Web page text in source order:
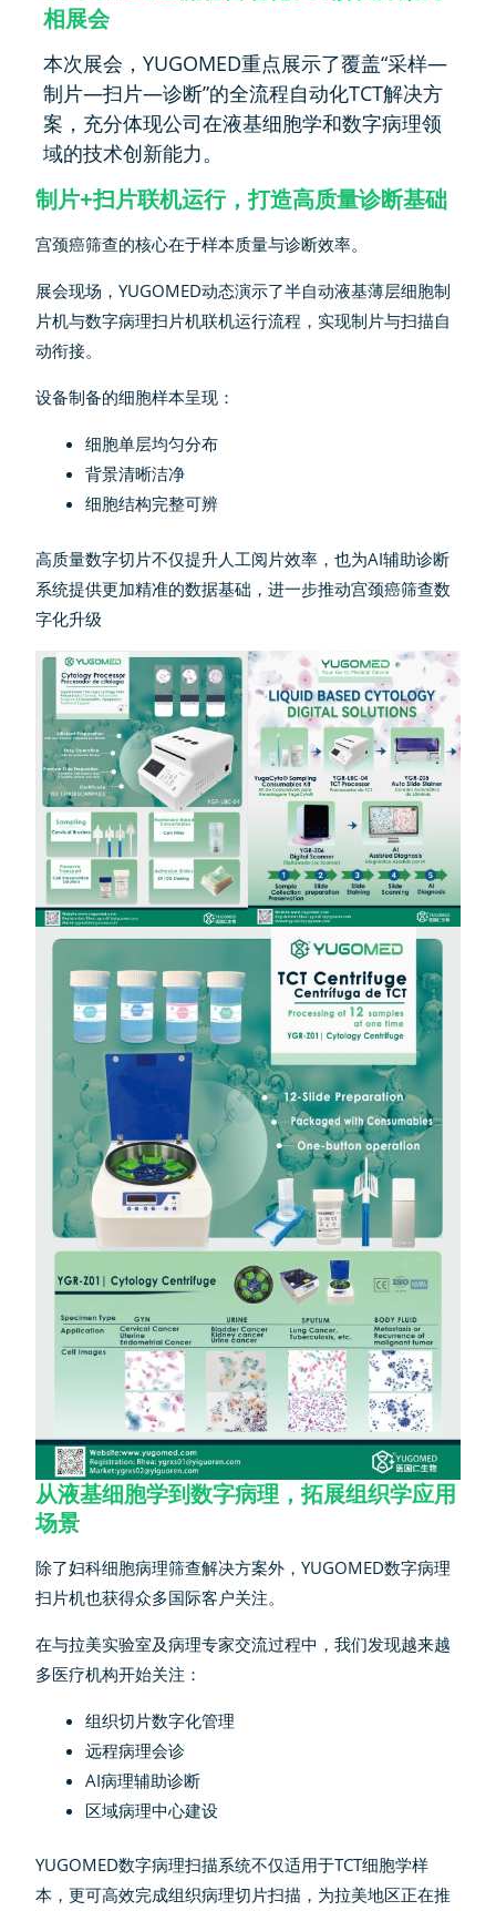
相展会
本次展会，YUGOMED重点展示了覆盖“采样—
制片—扫片—诊断”的全流程自动化TCT解决方
案，充分体现公司在液基细胞学和数字病理领
域的技术创新能力。
制片+扫片联机运行，打造高质量诊断基础
宫颈癌筛查的核心在于样本质量与诊断效率。
展会现场，YUGOMED动态演示了半自动液基薄层细胞制
片机与数字病理扫片机联机运行流程，实现制片与扫描自
动衔接。
设备制备的细胞样本呈现：
细胞单层均匀分布
背景清晰洁净
细胞结构完整可辨
高质量数字切片不仅提升人工阅片效率，也为AI辅助诊断
系统提供更加精准的数据基础，进一步推动宫颈癌筛查数
字化升级
从液基细胞学到数字病理，拓展组织学应用
场景
除了妇科细胞病理筛查解决方案外，YUGOMED数字病理
扫片机也获得众多国际客户关注。
在与拉美实验室及病理专家交流过程中，我们发现越来越
多医疗机构开始关注：
组织切片数字化管理
远程病理会诊
AI病理辅助诊断
区域病理中心建设
YUGOMED数字病理扫描系统不仅适用于TCT细胞学样
本，更可高效完成组织病理切片扫描，为拉美地区正在推